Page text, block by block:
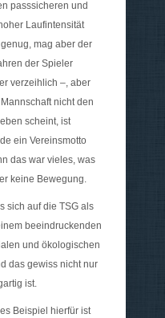
passsicheren und
Laufintensität
mag aber der
der Spieler
verzeihlich –, aber
nicht den
scheint, ist
ein Vereinsmotto
das war vieles, was
keine Bewegung.
sich auf die TSG als
beeindruckenden
und ökologischen
das gewiss nicht nur
ist.
Beispiel hierfür ist